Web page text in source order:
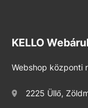
KELLO
Webshop központi
2225 Üllő,